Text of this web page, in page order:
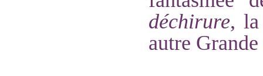
déchirure, la
autre